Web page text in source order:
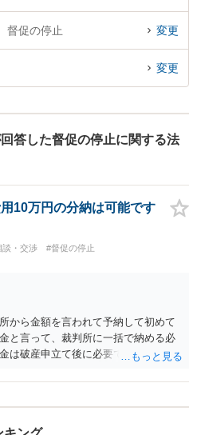
督促の停止 変更
変更
答した督促の停止に関する法
10万円の分納は可能です
談・交渉 #督促の停止
から金額を言われて予納して初めて
と言って、裁判所に一括で納める必
は破産申立て後に必要ですので、そ